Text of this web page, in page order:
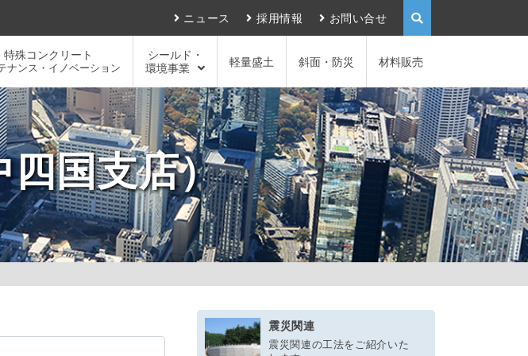
ニュース 採用情報 お問い合せ
特殊コンクリート
ナンス・イノベーション
シールド・
環境事業
軽量盛土 斜面・防災 材料販売
四国支店）
震災関連
震災関連の工法をご紹介いた